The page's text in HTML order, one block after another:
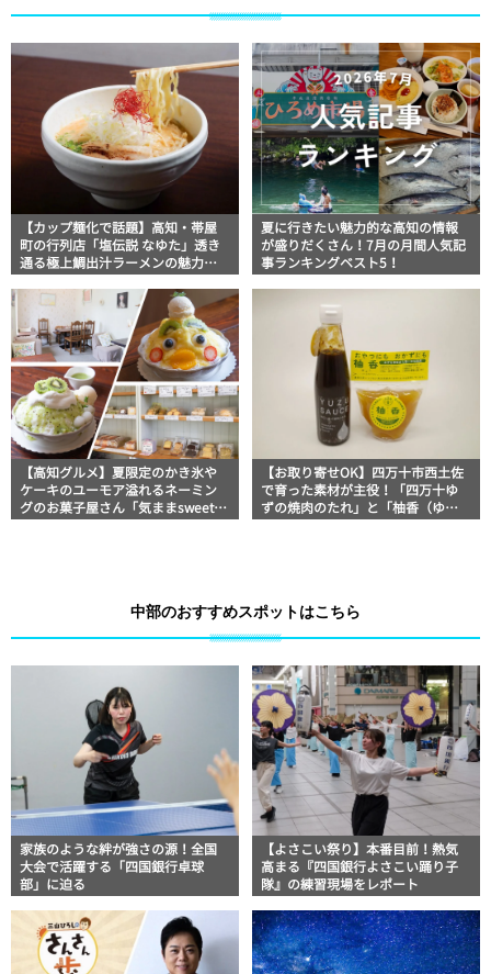
【カップ麺化で話題】高知・帯屋
町の行列店「塩伝説 なゆた」透き
通る極上鯛出汁ラーメンの魅力を
情報
夏に行きたい魅力的な高知の情報
が盛りだくさん！7月の月間人気記
事ランキングベスト5！
【高知グルメ】夏限定のかき氷や
ケーキのユーモア溢れるネーミン
グのお菓子屋さん「気ままsweets
【お取り寄せOK】四万十市西土佐
で育った素材が主役！「四万十ゆ
ずの焼肉のたれ」と「柚香（ゆこ
中部のおすすめスポットはこちら
家族のような絆が強さの源！全国
大会で活躍する「四国銀行卓球
部」に迫る
【よさこい祭り】本番目前！熱気
高まる『四国銀行よさこい踊り子
隊』の練習現場をレポート